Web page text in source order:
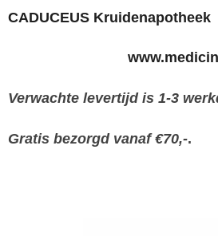
CADUCEUS Kruidenapotheek
Verwachte levertijd is 1-3
Gratis bezorgd vanaf €70,-.